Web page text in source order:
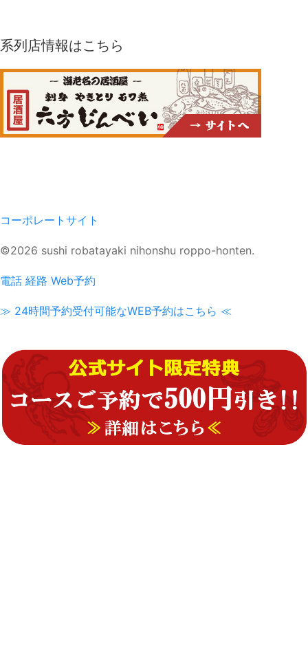
系列店情報はこちら
コーポレートサイト
©2026 sushi robatayaki nihonshu roppo-honten.
電話 経路 Web予約
≫ 24時間予約受付可能なWEB予約はこちら ≪